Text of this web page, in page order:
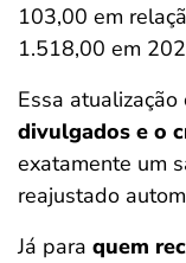
103,00 em
1.518,00 em
Essa atualização
divulgados e o
exatamente um
reajustado
Já para quem